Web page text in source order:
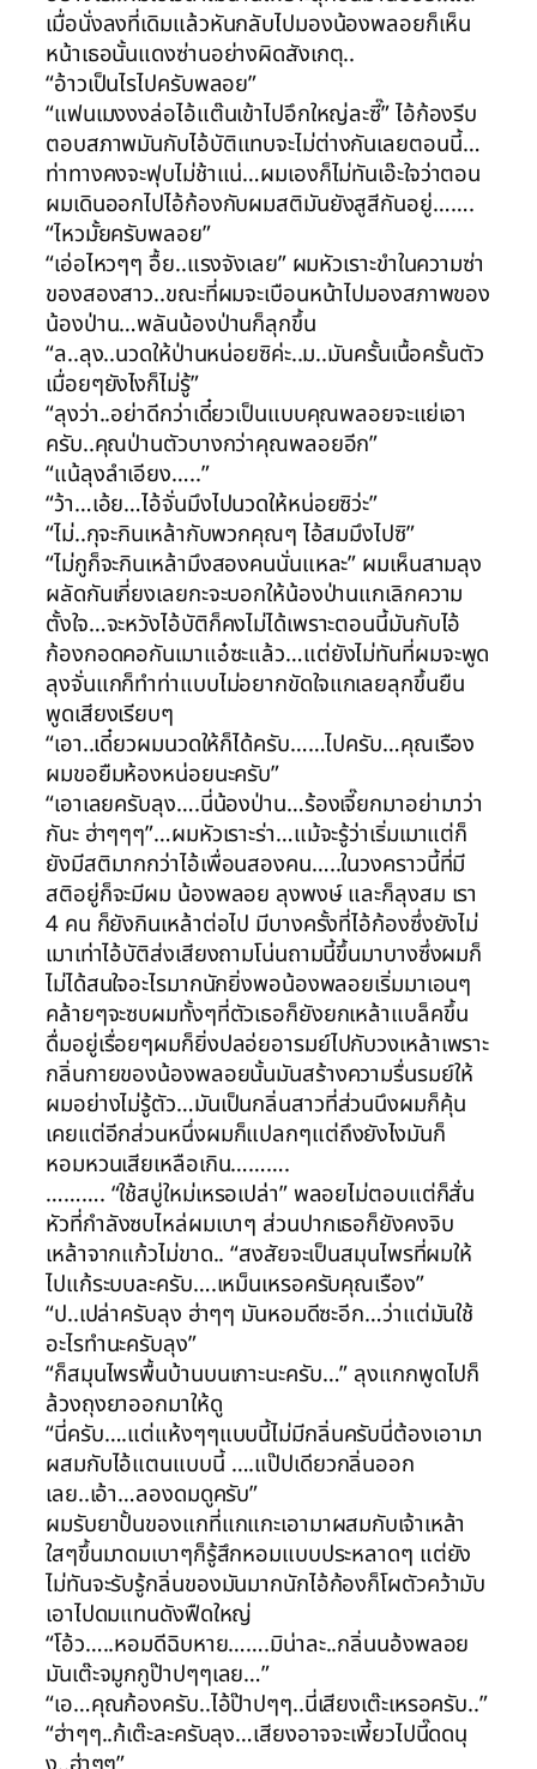
เมื่อนั่งลงที่เดิมแล้วหันกลับไปมองน้องพลอยก็เห็น
หน้าเธอนั้นแดงซ่านอย่างผิดสังเกตุ..
“อ้าวเป็นไรไปครับพลอย”
“แฟนเมงงงล่อไอ้แต๊นเข้าไปอึกใหญ่ละซี๊” ไอ้ก้องรีบ
ตอบสภาพมันกับไอ้บัติแทบจะไม่ต่างกันเลยตอนนี้…
ท่าทางคงจะฟุบไม่ช้าแน่…ผมเองก็ไม่ทันเอ๊ะใจว่าตอน
ผมเดินออกไปไอ้ก้องกับผมสติมันยังสูสีกันอยู่…….
“ไหวมั้ยครับพลอย”
“เอ่อไหวๆๆ อื้ย..แรงจังเลย” ผมหัวเราะขำในความซ่า
ของสองสาว..ขณะที่ผมจะเบือนหน้าไปมองสภาพของ
น้องป่าน…พลันน้องป่านก็ลุกขึ้น
“ล..ลุง..นวดให้ป่านหน่อยซิค่ะ..ม..มันครั้นเนื้อครั้นตัว
เมื่อยๆยังไงก็ไม่รู้”
“ลุงว่า..อย่าดีกว่าเดี๋ยวเป็นแบบคุณพลอยจะแย่เอา
ครับ..คุณป่านตัวบางกว่าคุณพลอยอีก”
“แน้ลุงลำเอียง…..”
“ว้า…เอ้ย…ไอ้จั่นมึงไปนวดให้หน่อยซิว่ะ”
“ไม่..กุจะกินเหล้ากับพวกคุณๆ ไอ้สมมึงไปซิ”
“ไม่กูก็จะกินเหล้ามึงสองคนนั่นแหละ” ผมเห็นสามลุง
ผลัดกันเกี่ยงเลยกะจะบอกให้น้องป่านแกเลิกความ
ตั้งใจ…จะหวังไอ้บัติก็คงไม่ได้เพราะตอนนี้มันกับไอ้
ก้องกอดคอกันเมาแอ๋ซะแล้ว…แต่ยังไม่ทันที่ผมจะพูด
ลุงจั่นแกก็ทำท่าแบบไม่อยากขัดใจแกเลยลุกขึ้นยืน
พูดเสียงเรียบๆ
“เอา..เดี๋ยวผมนวดให้ก็ได้ครับ……ไปครับ…คุณเรือง
ผมขอยืมห้องหน่อยนะครับ”
“เอาเลยครับลุง….นี่น้องป่าน…ร้องเจี๊ยกมาอย่ามาว่า
กันะ ฮ่าๆๆๆ”…ผมหัวเราะร่า…แม้จะรู้ว่าเริ่มเมาแต่ก็
ยังมีสติมากกว่าไอ้เพื่อนสองคน…..ในวงคราวนี้ที่มี
สติอยู่ก็จะมีผม น้องพลอย ลุงพงษ์ และก็ลุงสม เรา
4 คน ก็ยังกินเหล้าต่อไป มีบางครั้งที่ไอ้ก้องซึ่งยังไม่
เมาเท่าไอ้บัติส่งเสียงถามโน่นถามนี้ขึ้นมาบางซึ่งผมก็
ไม่ได้สนใจอะไรมากนักยิ่งพอน้องพลอยเริ่มมาเอนๆ
คล้ายๆจะซบผมทั้งๆที่ตัวเธอก็ยังยกเหล้าแบล็คขึ้น
ดื่มอยู่เรื่อยๆผมก็ยิ่งปลอ่ยอารมย์ไปกับวงเหล้าเพราะ
กลิ่นกายของน้องพลอยนั้นมันสร้างความรื่นรมย์ให้
ผมอย่างไม่รู้ตัว…มันเป็นกลิ่นสาวที่ส่วนนึงผมก็คุ้น
เคยแต่อีกส่วนหนึ่งผมก็แปลกๆแต่ถึงยังไงมันก็
หอมหวนเสียเหลือเกิน……….
………. “ใช้สบู่ใหม่เหรอเปล่า” พลอยไม่ตอบแต่ก็สั่น
หัวที่กำลังซบไหล่ผมเบาๆ ส่วนปากเธอก็ยังคงจิบ
เหล้าจากแก้วไม่ขาด.. “สงสัยจะเป็นสมุนไพรที่ผมให้
ไปแก้ระบบละครับ….เหม็นเหรอครับคุณเรือง”
“ป..เปล่าครับลุง ฮ่าๆๆ มันหอมดีซะอีก…ว่าแต่มันใช้
อะไรทำนะครับลุง”
“ก็สมุนไพรพื้นบ้านบนเกาะนะครับ…” ลุงแกกพูดไปก็
ล้วงถุงยาออกมาให้ดู
“นี่ครับ….แต่แห้งๆๆแบบนี้ไม่มีกลิ่นครับนี่ต้องเอามา
ผสมกับไอ้แตนแบบนี้ ….แป๊ปเดียวกลิ่นออก
เลย..เอ้า…ลองดมดูครับ”
ผมรับยาปั้นของแกที่แกแกะเอามาผสมกับเจ้าเหล้า
ใสๆขึ้นมาดมเบาๆก็รู้สึกหอมแบบประหลาดๆ แต่ยัง
ไม่ทันจะรับรู้กลิ่นของมันมากนักไอ้ก้องก็โผตัวคว้ามับ
เอาไปดมแทนดังฟืดใหญ่
“โอ้ว…..หอมดีฉิบหาย…….มิน่าละ..กลิ่นนอ้งพลอย
มันเต๊ะจมูกกูป๊าปๆๆเลย…”
“เอ…คุณก้องครับ..ไอ้ป๊าปๆๆ..นี่เสียงเต๊ะเหรอครับ..”
“ฮ่าๆๆ..ก้เต๊ะละครับลุง…เสียงอาจจะเพี้ยวไปนี๊ดดนุ